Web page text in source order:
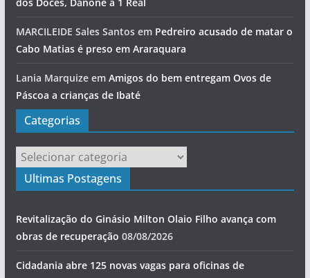
MARCILEIDE Sales Santosem Pedreiro acusado de matar o
Cabo Matias é preso em Araraquara
Lania Marquizeem Amigos do bem entregam Ovos de
Páscoa a crianças de Ibaté
Categorias
Categorias
Ultimas Postagens
Revitalização do Ginásio Milton Olaio Filho avança com
obras de recuperação 08/08/2026
Cidadania abre 125 novas vagas para oficinas de